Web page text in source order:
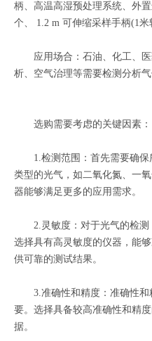
柄、高温高湿预处理系统、外
个、 1.2 m 可伸缩采样手柄(1米
应用场合：石油、化工、医
析、空气治理等需要检测分析
选购需要考虑的关键因素：
1.检测范围：首先需要确保
类型的光气，如二氧化氮、一
器能够满足更多的应用需求。
2.灵敏度：对于光气的检测
选择具有高灵敏度的仪器，能
供可靠的测试结果。
3.准确性和精度：准确性和
要。选择具备较高准确性和精
据。